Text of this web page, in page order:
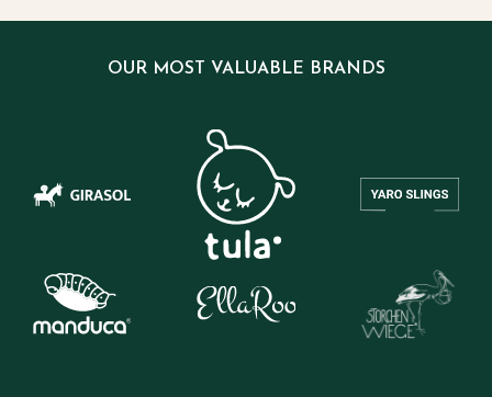
OUR MOST VALUABLE BRANDS